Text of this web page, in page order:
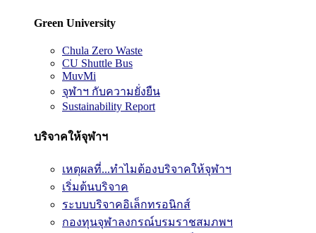
Green University
Chula Zero Waste
CU Shuttle Bus
MuvMi
จุฬาฯ กับความยั่งยืน
Sustainability Report
บริจาคให้จุฬาฯ
เหตุผลที่...ทำไมต้องบริจาคให้จุฬาฯ
เริ่มต้นบริจาค
ระบบบริจาคอิเล็กทรอนิกส์
กองทุนจุฬาลงกรณ์บรมราชสมภพฯ